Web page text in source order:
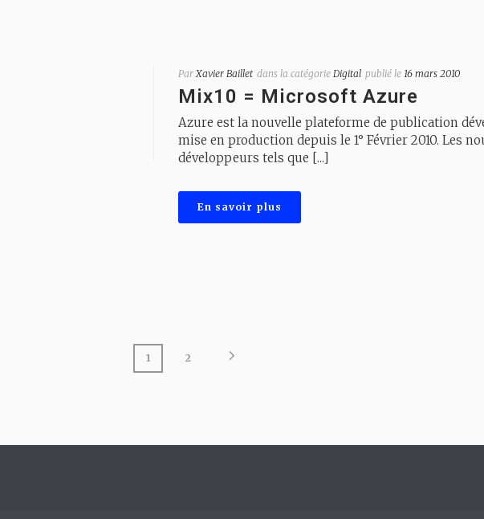
Par Xavier Baillet dans la catégorie Digital publié le 16 mars 2010
Mix10 = Microsoft Azure
Azure est la nouvelle plateforme de publication
mise en production depuis le 1° Février 2010. Les
développeurs tels que [...]
En savoir plus
1 2